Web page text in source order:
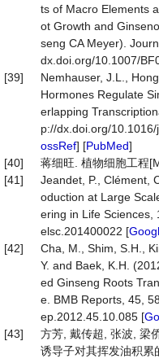
ts of Macro Elements
ot Growth and
seng CA Meyer).
dx.doi.org/10.1007/
[39]
Nemhauser, J.L.,
Hormones Regulate
erlapping
p://dx.doi.org/
ossRef] [PubMed]
[40]
蒋细旺. 植物细胞工程
[41]
Jeandet, P., Clément,
oduction at Large
ering in Life Sciences,
elsc.201400022 [
[42]
Cha, M., Shim, S.H.,
Y. and Baek, K.H.
ed Ginseng Roots
e. BMB Reports, 45,
ep.2012.45.10.085 [
[43]
方芳, 戴传超, 张波, 梁
诱导子对其挥发油积